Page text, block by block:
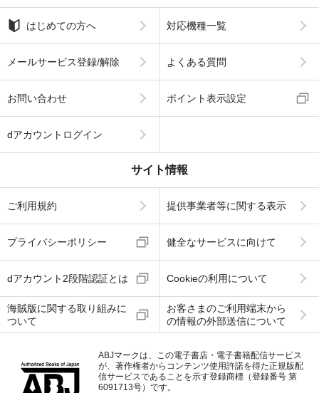
はじめての方へ 対応機種一覧
メールサービス登録/解除 よくある質問
お問い合わせ ポイント表示設定
dアカウントログイン
サイト情報
ご利用規約 提供事業者等に関する表示
プライバシーポリシー 健全なサービスに向けて
dアカウント2段階認証とは Cookieの利用について
海賊版に関する取り組みに
ついて
お客さまのご利用端末から
の情報の外部送信について
ABJマークは、この電子書店・電子書籍配信サービス
が、著作権者からコンテンツ使用許諾を得た正規版配
信サービスであることを示す登録商標（登録番号 第
6091713号）です。